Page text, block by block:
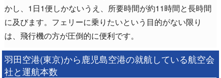
かし、1日1便しかないうえ、所要時間が約11時間と長時間
に及びます。フェリーに乗りたいという目的がない限り
は、飛行機の方が圧倒的に便利です。
羽田空港(東京)から鹿児島空港の就航している航空会
社と運航本数